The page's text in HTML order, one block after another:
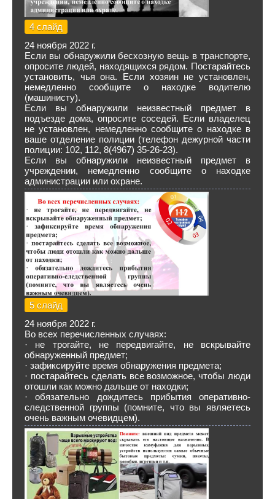
4 слайд
24 ноября 2022 г.
Если вы обнаружили бесхозную вещь в транспорте,
опросите людей, находящихся рядом. Постарайтесь
установить, чья она. Если хозяин не установлен,
немедленно сообщите о находке водителю
(машинисту).
Если вы обнаружили неизвестный предмет в
подъезде дома, опросите соседей. Если владелец
не установлен, немедленно сообщите о находке в
ваше отделение полиции (телефон дежурной части
полиции: 102, 112, 8(4967) 35-26-23).
Если вы обнаружили неизвестный предмет в
учреждении, немедленно сообщите о находке
администрации или охране.
5 слайд
24 ноября 2022 г.
Во всех перечисленных случаях:
· не трогайте, не передвигайте, не вскрывайте
обнаруженный предмет;
· зафиксируйте время обнаружения предмета;
· постарайтесь сделать все возможное, чтобы люди
отошли как можно дальше от находки;
· обязательно дождитесь прибытия оперативно-
следственной группы (помните, что вы являетесь
очень важным очевидцем).